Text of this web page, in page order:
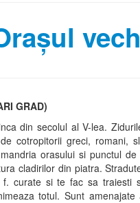
GRAD)
din secolul al V-lea.
cotropitorii greci, romani,
orasului si punctul de
cladirilor din piatra.
curate si te fac sa traiesti
totul. Sunt amenajate